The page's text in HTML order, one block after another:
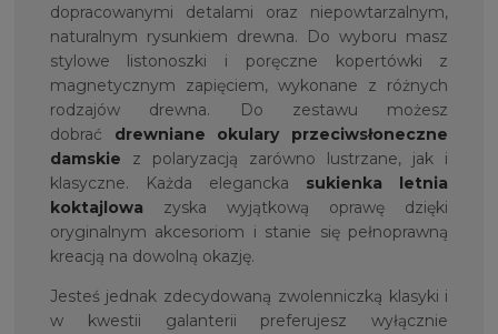
dopracowanymi detalami oraz niepowtarzalnym,
naturalnym rysunkiem drewna. Do wyboru masz
stylowe listonoszki i poręczne kopertówki z
magnetycznym zapięciem, wykonane z różnych
rodzajów drewna. Do zestawu możesz
dobrać drewniane okulary przeciwsłoneczne
damskie z polaryzacją zarówno lustrzane, jak i
klasyczne. Każda elegancka sukienka letnia
koktajlowa zyska wyjątkową oprawę dzięki
oryginalnym akcesoriom i stanie się pełnoprawną
kreacją na dowolną okazję.
Jesteś jednak zdecydowaną zwolenniczką klasyki i
w kwestii galanterii preferujesz wyłącznie